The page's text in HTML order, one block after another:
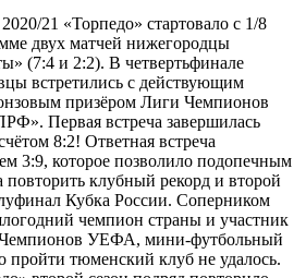
21 «Торпедо» стартовало с 1/8
двух матчей нижегородцы
(7:4 и 2:2). В четвертьфинале
встретились с действующим
призёром Лиги Чемпионов
Первая встреча завершилась
8:2! Ответная встреча
3:9, которое позволило подопечным
клубный рекорд и второй
Кубка России. Соперником
чемпион страны и участник
УЕФА, мини-футбольный
тюменский клуб не удалось.